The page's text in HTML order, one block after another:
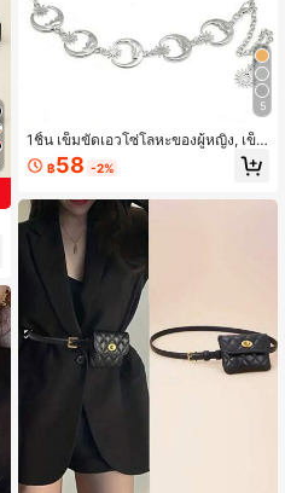
5
1ชิ้น เข็มขัดเอวโซ่โลหะของผู้หญิง, เข็ม
ขัดเอวประดับพระจันทร์อเนกประสงค์, เ
ข็มขัดรัดเอวโลหะหลายชั้น, เข็มขัดตก
ดูใบไม้ร่วง, ฮาโลวีน
฿58 -2%